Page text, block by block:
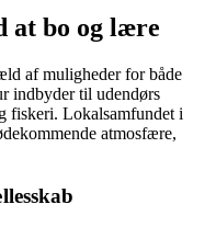
at bo og lære
af muligheder for både
indbyder til udendørs
fiskeri. Lokalsamfundet i
atmosfære,